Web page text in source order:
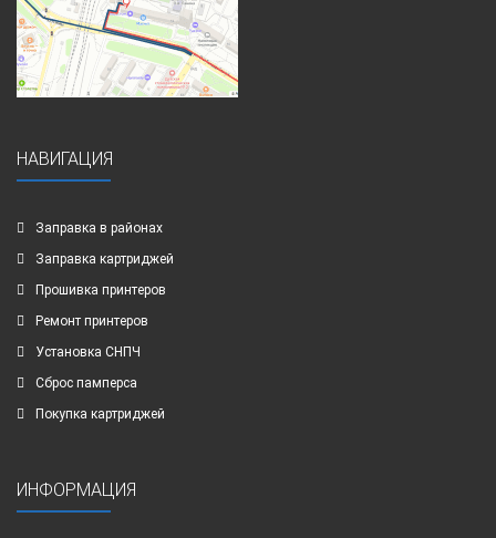
НАВИГАЦИЯ
Заправка в районах
Заправка картриджей
Прошивка принтеров
Ремонт принтеров
Установка СНПЧ
Сброс памперса
Покупка картриджей
ИНФОРМАЦИЯ